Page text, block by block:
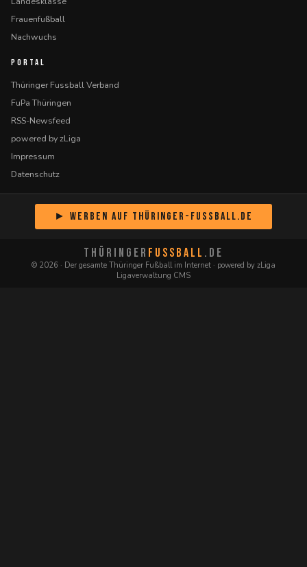
Frauenfußball
Nachwuchs
PORTAL
Thüringer Fussball Verband
FuPa Thüringen
RSS-Newsfeed
powered by zLiga
Impressum
Datenschutz
► Werben auf Thüringer-Fussball.de
THÜRINGER FUSSBALL .DE
© 2026 · Der gesamte Thüringer Fußball im Internet · powered by zLiga
Ligaverwaltung CMS